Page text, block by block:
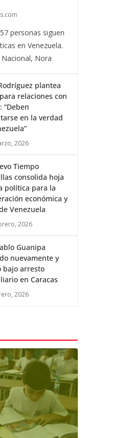
personas siguen
en Venezuela.
Nora
plantea
relaciones con
“Deben
en la verdad
2026
Tiempo
consolida hoja
política para la
económica y
Venezuela
2026
Guanipa
nuevamente y
bajo arresto
en Caracas
2026